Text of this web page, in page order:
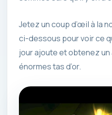
Jetez un coup d’œil à la
ci-dessous pour voir ce
jour ajoute et obtenez
énormes tas d’or.